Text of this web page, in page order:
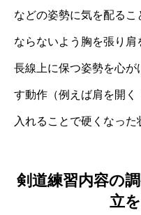
などの姿勢に気を配る
ならないよう胸を張り
長線上に保つ姿勢を心
す動作（例えば肩を開く
入れることで硬くなった
剣道練習内容の
立